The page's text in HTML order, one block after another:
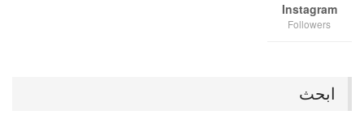
Instagram
Followers
ابحث